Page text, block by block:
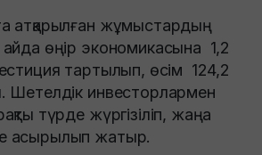
атқарылған жұмыстардың
өңір экономикасына 1,2
тартылып, өсім 124,2
Шетелдік инвесторлармен
түрде жүргізіліп, жаңа
асырылып жатыр.